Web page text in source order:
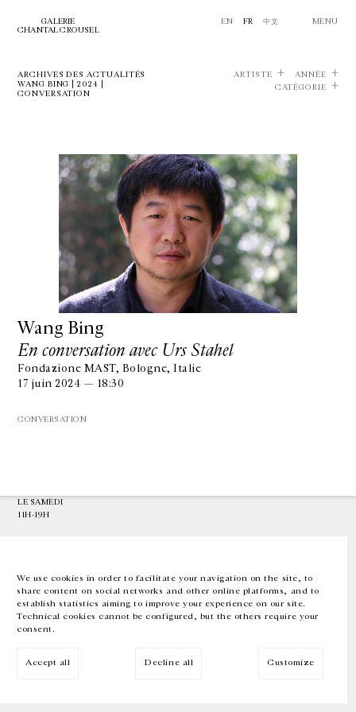
We use cookies in order to facilitate your navigation on the site, to
share content on social networks and other online platforms, and to
establish statistics aiming to improve your experience on our site.
Technical cookies cannot be configured, but the others require your
consent.
Accept all Decline all Customize
GALERIE
CHANTAL CROUSEL
EN FR 中文 MENU
ARCHIVES DES ACTUALITÉS
WANG BING | 2024 |
CONVERSATION
ARTISTE
ANNÉE
CATÉGORIE
Wang Bing
En conversation avec Urs Stahel
Fondazione MAST, Bologne, Italie
17 juin 2024 — 18:30
CONVERSATION
GALERIE CHANTAL CROUSEL
T.+33 1 42 77 38 87
LE SAMEDI
11H-19H
EN FR 中文 Facebook Instagram
Inscrivez-vous à notre newsletter